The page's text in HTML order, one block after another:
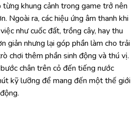
khung cảnh trong game trở nên
Ngoài ra, các hiệu ứng âm thanh khi
như cuốc đất, trồng cây, hay thu
giản nhưng lại góp phần làm cho trải
chơi thêm phần sinh động và thú vị.
chân trên cỏ đến tiếng nước
kỹ lưỡng để mang đến một thế giới